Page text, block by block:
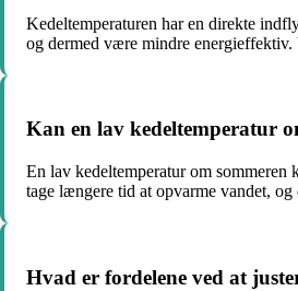
Kedeltemperaturen har en direkte
og dermed være mindre energieffektiv.
Kan en lav kedeltemperatur
En lav kedeltemperatur om
tage længere tid at opvarme vandet,
Hvad er fordelene ved at